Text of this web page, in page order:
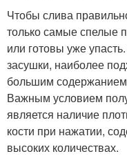
Чтобы слива
только самые спелые
или готовы уже
засушки, наиболее
большим содержанием
Важным условием
является наличие
кости при нажатии,
высоких количествах.